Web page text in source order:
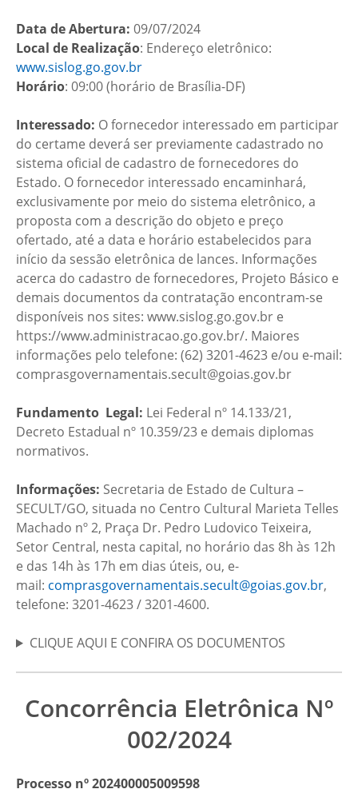
Data de Abertura: 09/07/2024
Local de Realização: Endereço eletrônico:
www.sislog.go.gov.br
Horário: 09:00 (horário de Brasília-DF)
Interessado: O fornecedor interessado em participar
do certame deverá ser previamente cadastrado no
sistema oficial de cadastro de fornecedores do
Estado. O fornecedor interessado encaminhará,
exclusivamente por meio do sistema eletrônico, a
proposta com a descrição do objeto e preço
ofertado, até a data e horário estabelecidos para
início da sessão eletrônica de lances. Informações
acerca do cadastro de fornecedores, Projeto Básico e
demais documentos da contratação encontram-se
disponíveis nos sites: www.sislog.go.gov.br e
https://www.administracao.go.gov.br/. Maiores
informações pelo telefone: (62) 3201-4623 e/ou e-mail:
comprasgovernamentais.secult@goias.gov.br
Fundamento Legal: Lei Federal nº 14.133/21,
Decreto Estadual nº 10.359/23 e demais diplomas
normativos.
Informações: Secretaria de Estado de Cultura –
SECULT/GO, situada no Centro Cultural Marieta Telles
Machado nº 2, Praça Dr. Pedro Ludovico Teixeira,
Setor Central, nesta capital, no horário das 8h às 12h
e das 14h às 17h em dias úteis, ou, e-
mail: comprasgovernamentais.secult@goias.gov.br,
telefone: 3201-4623 / 3201-4600.
CLIQUE AQUI E CONFIRA OS DOCUMENTOS
Concorrência Eletrônica Nº
002/2024
Processo nº 202400005009598